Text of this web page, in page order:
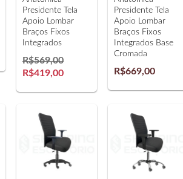
Presidente Tela
Apoio Lombar
Braços Fixos
Integrados
R$569,00
R$419,00
Presidente Tela
Apoio Lombar
Braços Fixos
Integrados Base
Cromada
R$669,00